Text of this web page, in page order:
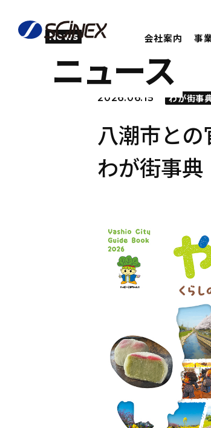
会社案内 事
News
ニュース
2026.06.15 わが街事
八潮市と
わが街事